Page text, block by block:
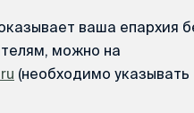
ваша епархия
можно на
(необходимо